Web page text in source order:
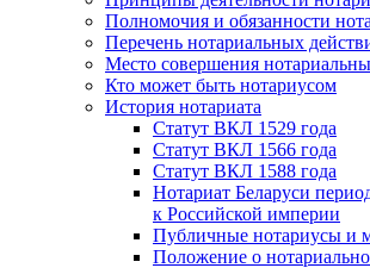
Полномочия и обязанности
Перечень нотариальных
Место совершения
Кто может быть нотариусом
История нотариата
Статут ВКЛ 1529 года
Статут ВКЛ 1566 года
Статут ВКЛ 1588 года
Нотариат Беларуси
к Российской империи
Публичные нотариусы и
Положение о